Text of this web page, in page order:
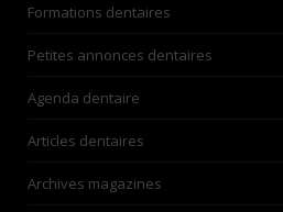
Formations dentaires
Petites annonces dentaires
Agenda dentaire
Articles dentaires
Archives magazines